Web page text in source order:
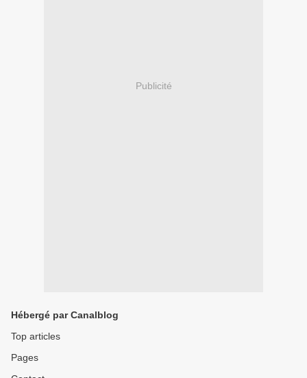
Publicité
Hébergé par Canalblog
Top articles
Pages